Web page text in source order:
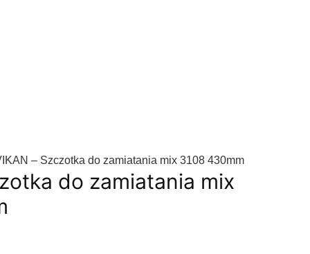
– Szczotka do zamiatania mix 3108 430mm
do zamiatania mix